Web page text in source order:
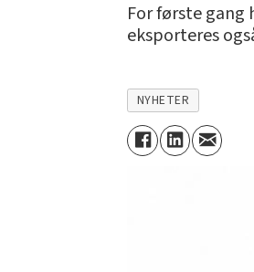
For første
eksporteres
NYHETER